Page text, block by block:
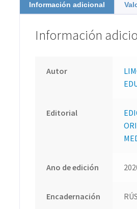
Información adicional
Información
Autor
Editorial
Ano de edición
Encadernación